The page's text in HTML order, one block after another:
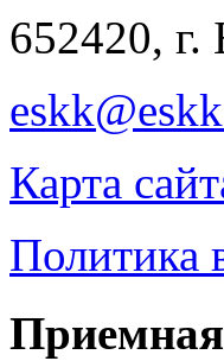
652420,
Карта
Политика